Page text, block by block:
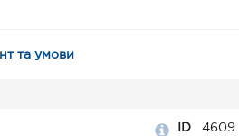
та умови
ID 4609